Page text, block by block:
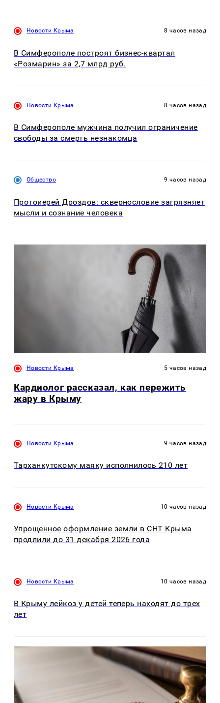
Новости Крыма 8 часов назад
В Симферополе построят бизнес-квартал
«Розмарин» за 2,7 млрд руб.
Новости Крыма 8 часов назад
В Симферополе мужчина получил ограничение
свободы за смерть незнакомца
Общество 9 часов назад
Протоиерей Дроздов: сквернословие загрязняет
мысли и сознание человека
Новости Крыма 5 часов назад
Кардиолог рассказал, как пережить
жару в Крыму
Новости Крыма 9 часов назад
Тарханкутскому маяку исполнилось 210 лет
Новости Крыма 10 часов назад
Упрощенное оформление земли в СНТ Крыма
продлили до 31 декабря 2026 года
Новости Крыма 10 часов назад
В Крыму лейкоз у детей теперь находят до трех
лет